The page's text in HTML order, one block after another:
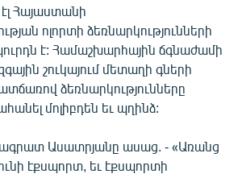
Հայաստանի
ոլորտի ձեռնարկությունների
է: Համաշխարհային ճգնաժամի
շուկայում մետաղի գների
ձեռնարկությունները
մոլիբդեն եւ պղինձ:
Ասատրյանը ասաց. - «Առանց
էքսպորտ, եւ էքսպորտի